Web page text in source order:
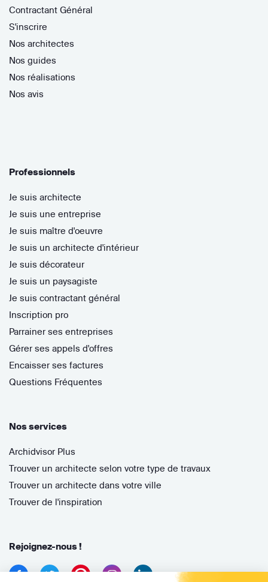
Contractant Général
S'inscrire
Nos architectes
Nos guides
Nos réalisations
Nos avis
Professionnels
Je suis architecte
Je suis une entreprise
Je suis maître d'oeuvre
Je suis un architecte d'intérieur
Je suis décorateur
Je suis un paysagiste
Je suis contractant général
Inscription pro
Parrainer ses entreprises
Gérer ses appels d'offres
Encaisser ses factures
Questions Fréquentes
Nos services
Archidvisor Plus
Trouver un architecte selon votre type de travaux
Trouver un architecte dans votre ville
Trouver de l'inspiration
Rejoignez-nous !